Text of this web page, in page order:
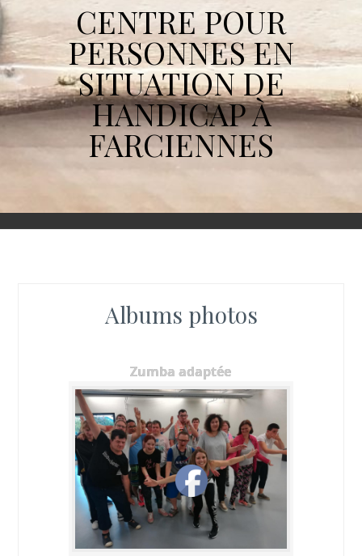
CENTRE POUR
PERSONNES EN
SITUATION DE
HANDICAP À
FARCIENNES
Albums photos
Zumba adaptée